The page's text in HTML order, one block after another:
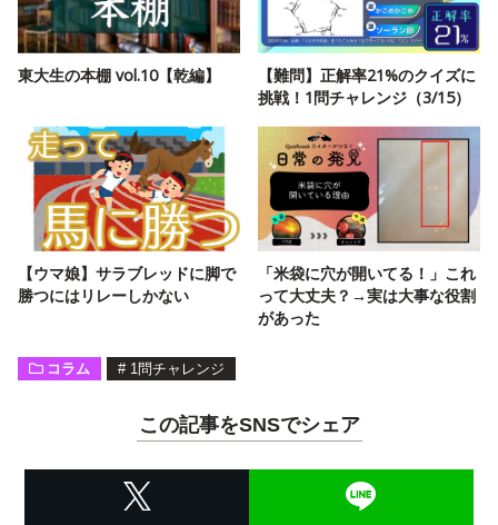
東大生の本棚 vol.10【乾編】
【難問】正解率21%のクイズに
挑戦！1問チャレンジ（3/15）
【ウマ娘】サラブレッドに脚で
勝つにはリレーしかない
「米袋に穴が開いてる！」これ
って大丈夫？→実は大事な役割
があった
コラム # 1問チャレンジ
この記事をSNSでシェア